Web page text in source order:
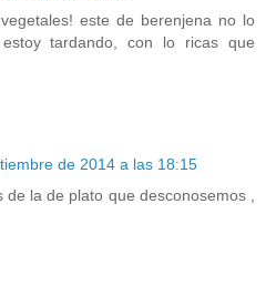
este de berenjena no lo
tardando, con lo ricas que
de 2014 a las 18:15
de la de plato que desconosemos ,